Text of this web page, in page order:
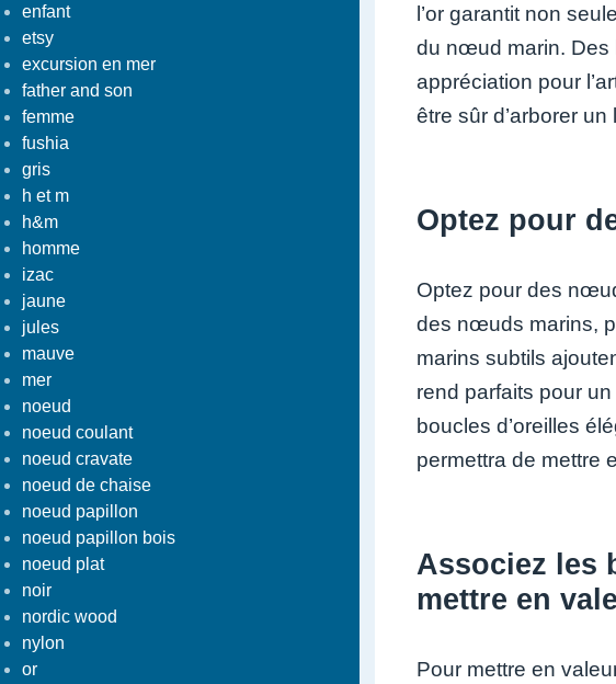
enfant
etsy
excursion en mer
father and son
femme
fushia
gris
h et m
h&m
homme
izac
jaune
jules
mauve
mer
noeud
noeud coulant
noeud cravate
noeud de chaise
noeud papillon
noeud papillon bois
noeud plat
noir
nordic wood
nylon
or
l’or garantit non
du nœud marin. Des
appréciation pour
être sûr d’arborer
Optez pour
Optez pour des
des nœuds marins,
marins subtils
rend parfaits pour
boucles d’oreilles
permettra de mettre
Associez les
mettre en
Pour mettre en